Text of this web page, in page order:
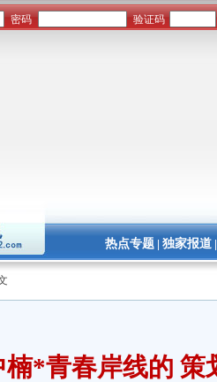
热点专题| 独家报道
*青春岸线的 策